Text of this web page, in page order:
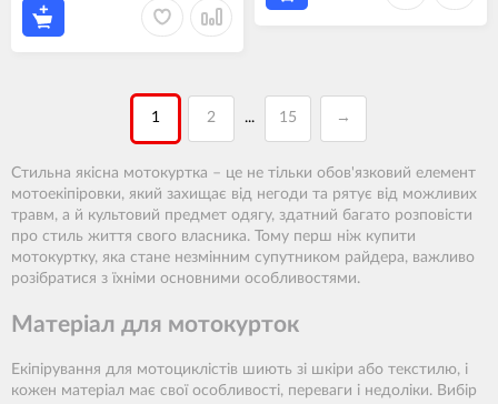
1 2 ... 15 →
Стильна якісна мотокуртка – це не тільки обов'язковий елемент
мотоекіпіровки, який захищає від негоди та рятує від можливих
травм, а й культовий предмет одягу, здатний багато розповісти
про стиль життя свого власника. Тому перш ніж купити
мотокуртку, яка стане незмінним супутником райдера, важливо
розібратися з їхніми основними особливостями.
Матеріал для мотокурток
Екіпірування для мотоциклістів шиють зі шкіри або текстилю, і
кожен матеріал має свої особливості, переваги і недоліки. Вибір